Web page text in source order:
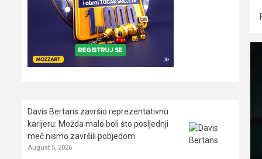
Davis Bertans završio reprezentativnu
karijeru: Možda malo boli što posljednji
meč nismo završili pobjedom
August 5, 2026